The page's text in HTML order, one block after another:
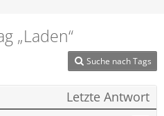
„Laden“
Suche nach Tags
Letzte Antwort